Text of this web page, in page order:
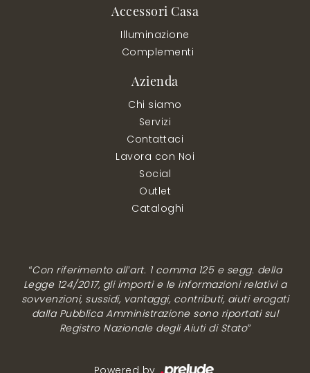
Accessori Casa
Illuminazione
Complementi
Azienda
Chi siamo
Servizi
Contattaci
Lavora con Noi
Social
Outlet
Cataloghi
“Con riferimento all’art. 1 comma 125 e segg. della
Legge 124/2017, gli importi e le informazioni relativi a
sovvenzioni, sussidi, vantaggi, contributi, aiuti erogati
dalla Pubblica Amministrazione sono riportati sul
Registro Nazionale degli Aiuti di Stato”
Powered by